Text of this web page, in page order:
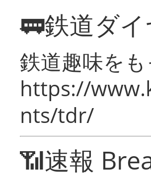
🚃鉄道ダ
鉄道趣味を
https://
nts/tdr/
📶速報